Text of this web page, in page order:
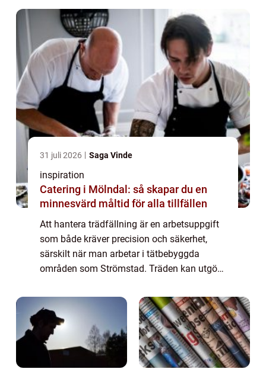
31 juli 2026 Saga Vinde
inspiration
Catering i Mölndal: så skapar du en
minnesvärd måltid för alla tillfällen
Att hantera trädfällning är en arbetsuppgift
som både kräver precision och säkerhet,
särskilt när man arbetar i tätbebyggda
områden som Strömstad. Träden kan utgöra